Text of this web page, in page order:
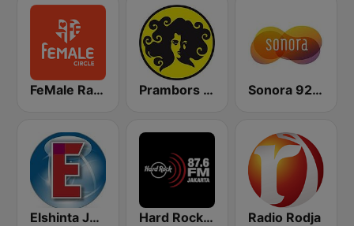
FeMale Radio 97.9 FM Prambors FM 102.2 Jakarta Sonora 92.0 FM
Elshinta Jakarta Hard Rock FM 87.6 - Jakarta Radio Rodja